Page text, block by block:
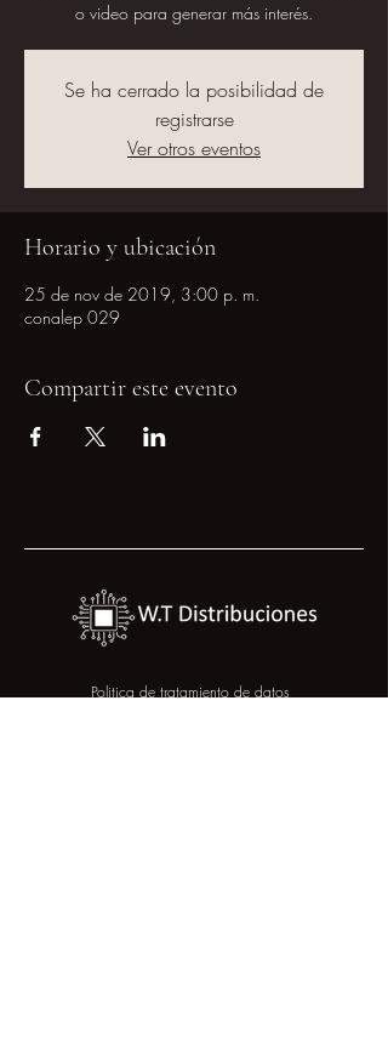
o video para generar más interés.
Se ha cerrado la posibilidad de
registrarse
Ver otros eventos
Horario y ubicación
25 de nov de 2019, 3:00 p. m.
conalep 029
Compartir este evento
Politica de tratamiento de datos